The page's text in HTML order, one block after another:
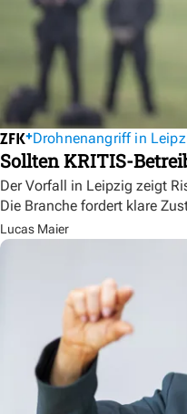
Drohnenangriff in
Sollten KRITIS-
Der Vorfall in Leipzig zeigt
Die Branche fordert klare
Lucas Maier